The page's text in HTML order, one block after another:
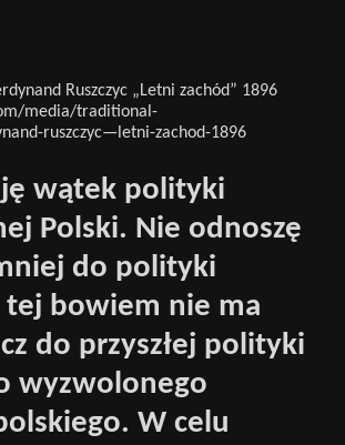
Ruszczyc „Letni zachód” 1896
media/traditional-
ruszczyc—letni-zachod-1896
wątek polityki
Polski. Nie odnoszę
do polityki
tej bowiem nie ma
do przyszłej polityki
wyzwolonego
W celu